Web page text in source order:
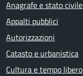
Anagrafe e stato civile
Appalti pubblici
Autorizzazioni
Catasto e urbanistica
Cultura e tempo libero